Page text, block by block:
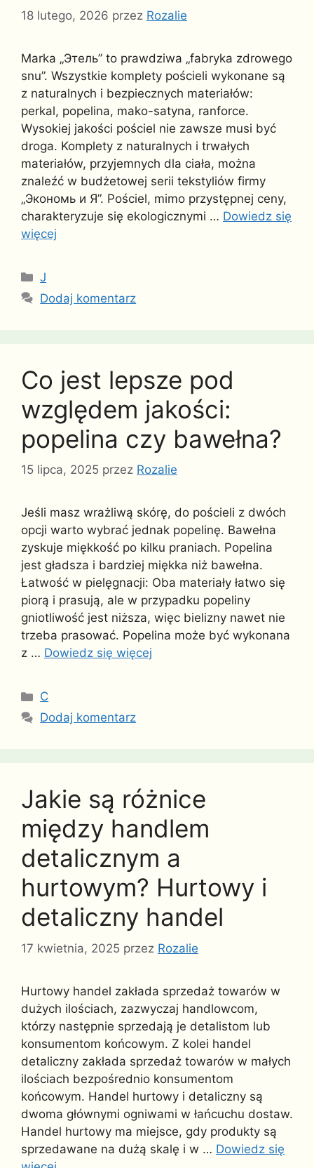
18 lutego, 2026 przez Rozalie
Marka „Этель” to prawdziwa „fabryka zdrowego
snu”. Wszystkie komplety pościeli wykonane są
z naturalnych i bezpiecznych materiałów:
perkal, popelina, mako-satyna, ranforce.
Wysokiej jakości pościel nie zawsze musi być
droga. Komplety z naturalnych i trwałych
materiałów, przyjemnych dla ciała, można
znaleźć w budżetowej serii tekstyliów firmy
„Экономь и Я”. Pościel, mimo przystępnej ceny,
charakteryzuje się ekologicznymi … Dowiedz się
więcej
Kategorie
J
Dodaj komentarz
Co jest lepsze pod
względem jakości:
popelina czy bawełna?
15 lipca, 2025 przez Rozalie
Jeśli masz wrażliwą skórę, do pościeli z dwóch
opcji warto wybrać jednak popelinę. Bawełna
zyskuje miękkość po kilku praniach. Popelina
jest gładsza i bardziej miękka niż bawełna.
Łatwość w pielęgnacji: Oba materiały łatwo się
piorą i prasują, ale w przypadku popeliny
gniotliwość jest niższa, więc bielizny nawet nie
trzeba prasować. Popelina może być wykonana
z … Dowiedz się więcej
Kategorie
C
Dodaj komentarz
Jakie są różnice
między handlem
detalicznym a
hurtowym? Hurtowy i
detaliczny handel
17 kwietnia, 2025 przez Rozalie
Hurtowy handel zakłada sprzedaż towarów w
dużych ilościach, zazwyczaj handlowcom,
którzy następnie sprzedają je detalistom lub
konsumentom końcowym. Z kolei handel
detaliczny zakłada sprzedaż towarów w małych
ilościach bezpośrednio konsumentom
końcowym. Handel hurtowy i detaliczny są
dwoma głównymi ogniwami w łańcuchu dostaw.
Handel hurtowy ma miejsce, gdy produkty są
sprzedawane na dużą skalę i w … Dowiedz się